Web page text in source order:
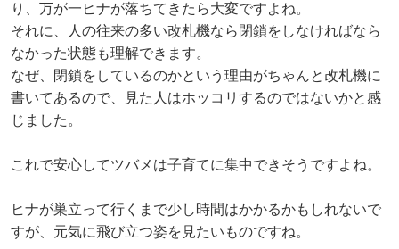
り、万が一ヒナが落ちてきたら大変ですよね。
それに、人の往来の多い改札機なら閉鎖をしなければなら
なかった状態も理解できます。
なぜ、閉鎖をしているのかという理由がちゃんと改札機に
書いてあるので、見た人はホッコリするのではないかと感
じました。
これで安心してツバメは子育てに集中できそうですよね。
ヒナが巣立って行くまで少し時間はかかるかもしれないで
すが、元気に飛び立つ姿を見たいものですね。